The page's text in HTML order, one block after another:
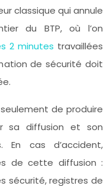
classique qui annule
du BTP, où l’on
2 minutes travaillées
de sécurité doit
de produire
sa diffusion et son
En cas d’accident,
de cette diffusion :
sécurité, registres de